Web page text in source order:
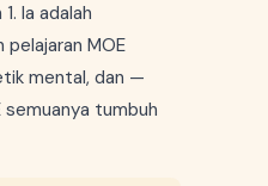
Ia adalah
MOE
mental, dan —
tumbuh